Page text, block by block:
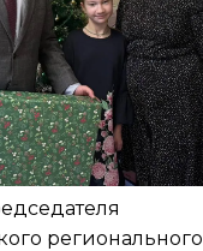
регионального